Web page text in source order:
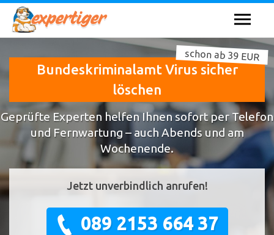
Bundeskriminalamt Virus sicher
löschen
schon ab 39 EUR
Geprüfte Experten helfen Ihnen sofort per Telefon
und Fernwartung – auch Abends und am
Wochenende.
Jetzt unverbindlich anrufen!
089 2153 664 37